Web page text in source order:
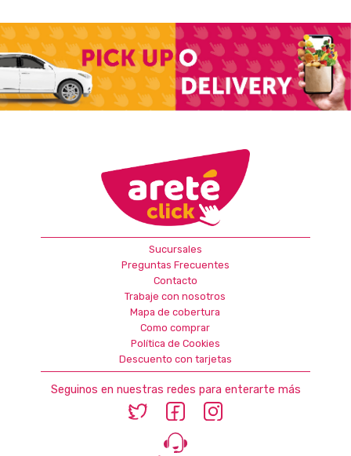
Sucursales
Preguntas Frecuentes
Contacto
Trabaje con nosotros
Mapa de cobertura
Como comprar
Política de Cookies
Descuento con tarjetas
Seguinos en nuestras redes para enterarte más